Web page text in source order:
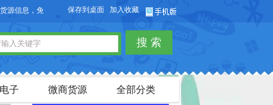
免费发布供求信息，也可以免费发布淘宝客商品信息。
保存到桌面 加入收藏
搜 索
子 微商货源 全部分类